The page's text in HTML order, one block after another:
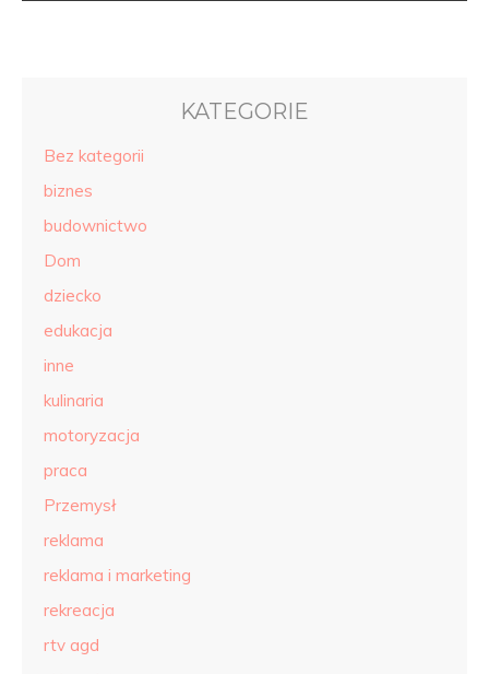
KATEGORIE
Bez kategorii
biznes
budownictwo
Dom
dziecko
edukacja
inne
kulinaria
motoryzacja
praca
Przemysł
reklama
reklama i marketing
rekreacja
rtv agd